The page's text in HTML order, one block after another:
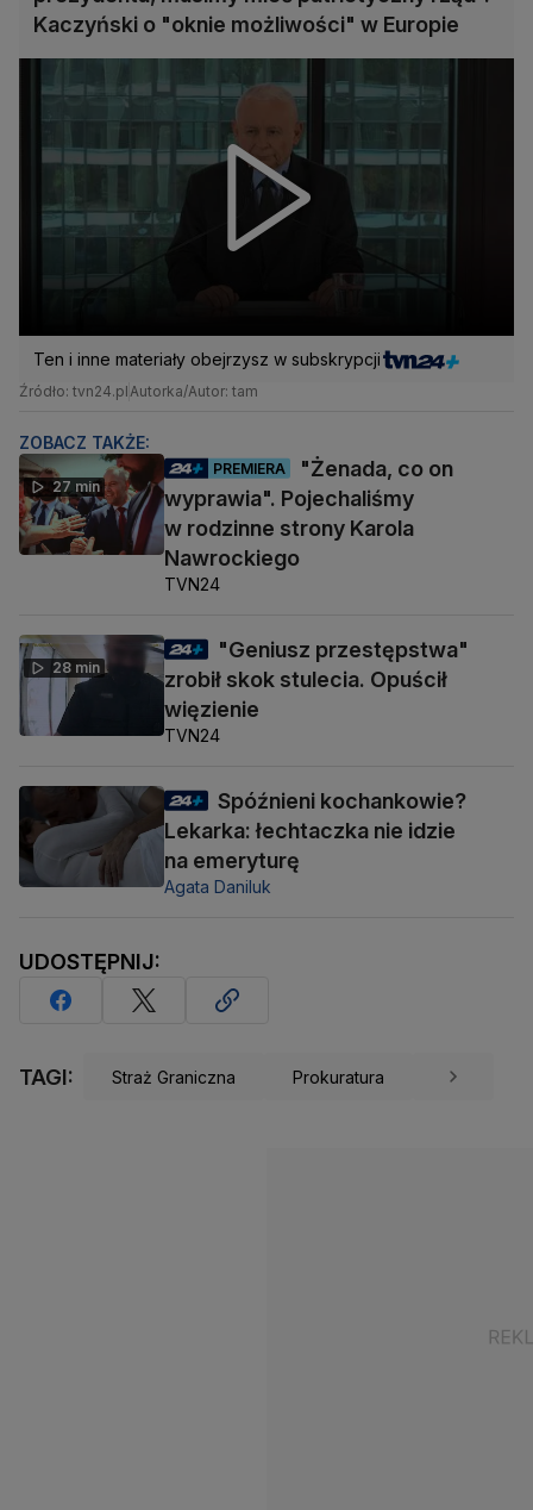
Kaczyński o "oknie możliwości" w Europie
Ten i inne materiały obejrzysz w subskrypcji
Źródło: tvn24.plAutorka/Autor: tam
ZOBACZ TAKŻE:
27 min
PREMIERA
"Żenada, co on
wyprawia". Pojechaliśmy
w rodzinne strony Karola
Nawrockiego
TVN24
28 min
"Geniusz przestępstwa"
zrobił skok stulecia. Opuścił
więzienie
TVN24
Spóźnieni kochankowie?
Lekarka: łechtaczka nie idzie
na emeryturę
Agata Daniluk
UDOSTĘPNIJ:
TAGI: Straż Graniczna Prokuratura